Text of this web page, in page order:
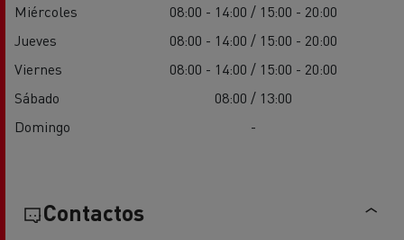
Miércoles
08:00 - 14:00 / 15:00 - 20:00
Jueves
08:00 - 14:00 / 15:00 - 20:00
Viernes
08:00 - 14:00 / 15:00 - 20:00
Sábado
08:00 / 13:00
Domingo
-
Contactos